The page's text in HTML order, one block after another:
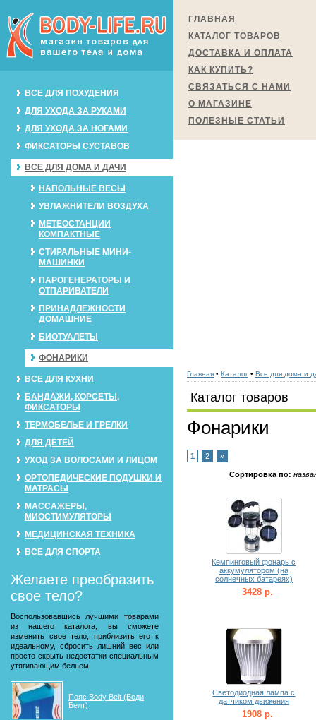
ВСЕ ДЛЯ ПОХУДЕНИЯ
ДЛЯ УХОДА ЗА РУКАМИ
ДЛЯ УХОДА ЗА НОГАМИ
ФИКСАТОРЫ СУСТАВОВ
ВСЕ ДЛЯ ДОМА И ДАЧИ
НАПОЛЬНЫЕ ВЕСЫ
УВЛАЖНИТЕЛИ ВОЗДУХА
МЕТЕОСТАНЦИИ
КОМПАКТНЫЕ
СТИРАЛЬНЫЕ МИНИ-
МАШИНКИ
ПАРОГЕНЕРАТОРЫ И
ОТПАРИВАТЕЛИ
ПРИНАДЛЕЖНОСТИ
ДОМАШНИЕ
БИОТУАЛЕТЫ
ФОНАРИКИ
ВСЕ ДЛЯ КУХНИ
БАНДАЖИ, КОРСЕТЫ,
ФИКСАТОРЫ
ТЕРМОБЕЛЬЕ И ГРЕЛКИ
ДЛЯ ДЕТЕЙ
УХОД ЗА ВОЛОСАМИ И ЛИЦОМ
ОРТОПЕДИЧЕСКИЕ ПОДУШКИ И
МАТРАСЫ
МАССАЖЕРЫ,
МИОСТИМУЛЯТОРЫ
МЕДИЦИНСКАЯ ТЕХНИКА
ВСЕ ДЛЯ СПОРТА
Желаете преобразить
свое тело?
Воспользовавшись лучшими товарами
из нашего каталога, вы сможете
изменить свое тело, приблизить его к
идеальному, сбросить лишний вес или
просто скрыть недостатки специальным
утягивающим бельем!
Пояс Body Belt (Боди
Белт)
ГЛАВНАЯ
КАТАЛОГ ТОВАРОВ
ДОСТАВКА И ОПЛАТА
КАК КУПИТЬ?
СВЯЗАТЬСЯ С НАМИ
О МАГАЗИНЕ
ПОЛЕЗНЫЕ СТАТЬИ
Главная • Каталог • Все для дома и
Каталог товаров
Фонарики
1 2 »
Сортировка по:
Кемпинговый фонарь с
аккумулятором (на
солнечных батареях)
3428 р.
Светодиодная лампа с
датчиком движения
1908 р.